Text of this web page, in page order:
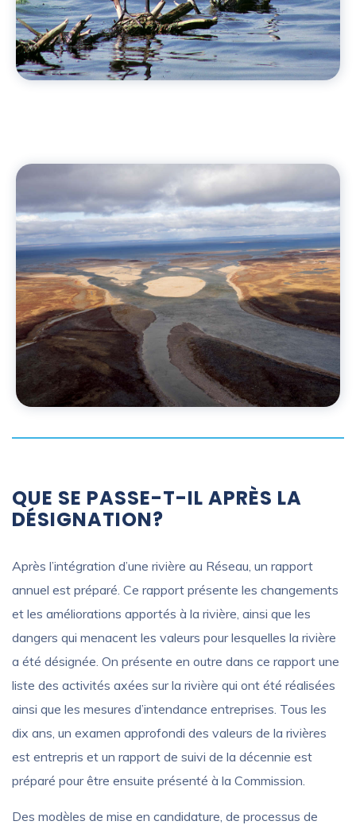
QUE SE PASSE-T-IL APRÈS LA
DÉSIGNATION?
Après l’intégration d’une rivière au Réseau, un rapport
annuel est préparé. Ce rapport présente les changements
et les améliorations apportés à la rivière, ainsi que les
dangers qui menacent les valeurs pour lesquelles la rivière
a été désignée. On présente en outre dans ce rapport une
liste des activités axées sur la rivière qui ont été réalisées
ainsi que les mesures d’intendance entreprises. Tous les
dix ans, un examen approfondi des valeurs de la rivières
est entrepris et un rapport de suivi de la décennie est
préparé pour être ensuite présenté à la Commission.
Des modèles de mise en candidature, de processus de